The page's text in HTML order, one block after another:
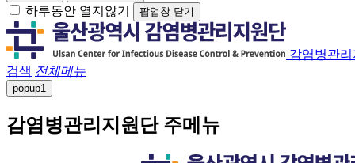
하루동안 열지않기 팝업창 닫기
감염병관
검색 전체메뉴
popup1
감염병관리지원단 주메뉴